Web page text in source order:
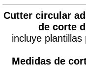
Cutter circular
de corte
incluye
Medidas de